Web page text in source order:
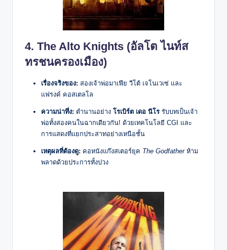
4. The Alto Knights (อัลโต ไนท์ส
ทรชนครองเมือง)
เรื่องจริงของ: สองเจ้าพ่อมาเฟีย วีโต้ เจโนเวเซ่ และ
แฟรงค์ คอสเตลโล
ความน่าทึ่ง: ตำนานอย่าง โรเบิร์ต เดอ นีโร รับบทเป็นเจ้า
พ่อทั้งสองคนในฉากเดียวกัน! ด้วยเทคโนโลยี CGI และ
การแสดงที่แยกประสาทอย่างเหนือชั้น
เหตุผลที่ต้องดู: คอหนังแก๊งสเตอร์ยุค The Godfatherห้าม
พลาดด้วยประการทั้งปวง